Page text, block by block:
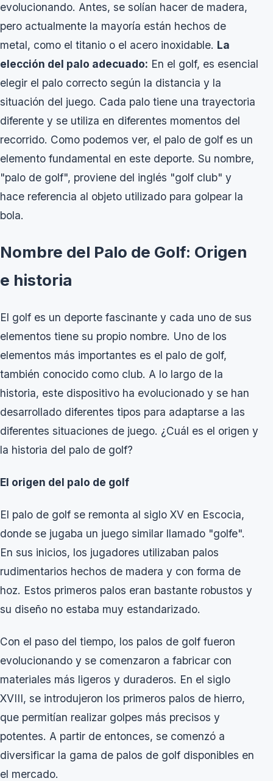
evolucionando. Antes, se solían hacer de madera,
pero actualmente la mayoría están hechos de
metal, como el titanio o el acero inoxidable. La
elección del palo adecuado: En el golf, es esencial
elegir el palo correcto según la distancia y la
situación del juego. Cada palo tiene una trayectoria
diferente y se utiliza en diferentes momentos del
recorrido. Como podemos ver, el palo de golf es un
elemento fundamental en este deporte. Su nombre,
"palo de golf", proviene del inglés "golf club" y
hace referencia al objeto utilizado para golpear la
bola.
Nombre del Palo de Golf: Origen
e historia
El golf es un deporte fascinante y cada uno de sus
elementos tiene su propio nombre. Uno de los
elementos más importantes es el palo de golf,
también conocido como club. A lo largo de la
historia, este dispositivo ha evolucionado y se han
desarrollado diferentes tipos para adaptarse a las
diferentes situaciones de juego. ¿Cuál es el origen y
la historia del palo de golf?
El origen del palo de golf
El palo de golf se remonta al siglo XV en Escocia,
donde se jugaba un juego similar llamado "golfe".
En sus inicios, los jugadores utilizaban palos
rudimentarios hechos de madera y con forma de
hoz. Estos primeros palos eran bastante robustos y
su diseño no estaba muy estandarizado.
Con el paso del tiempo, los palos de golf fueron
evolucionando y se comenzaron a fabricar con
materiales más ligeros y duraderos. En el siglo
XVIII, se introdujeron los primeros palos de hierro,
que permitían realizar golpes más precisos y
potentes. A partir de entonces, se comenzó a
diversificar la gama de palos de golf disponibles en
el mercado.